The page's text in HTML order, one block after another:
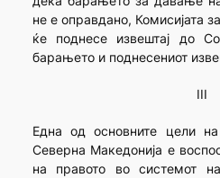
не е оправдано, Комисијата
ќе поднесе извештај до
барањето и поднесениот
III
Една од основните цели
Северна Македонија е
на правото во системот